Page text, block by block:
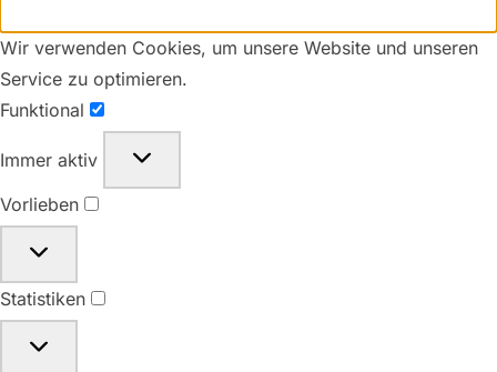
Wir verwenden Cookies, um unsere Website und unseren
Service zu optimieren.
Funktional
Immer aktiv
Vorlieben
Statistiken